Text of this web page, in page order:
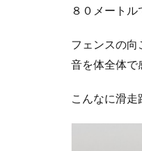
８０メートル
フェンスの向
音を体全体で
こんなに滑走